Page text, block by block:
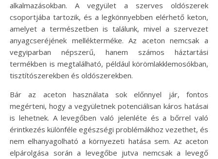
alkalmazásokban. A vegyület a szerves oldószerek
csoportjába tartozik, és a legkönnyebben elérhető keton,
amelyet a természetben is találunk, mivel a szervezet
anyagcseréjének mellékterméke. Az aceton nemcsak a
vegyiparban népszerű, hanem számos háztartási
termékben is megtalálható, például körömlakklemosókban,
tisztítószerekben és oldószerekben.
Bár az aceton használata sok előnnyel jár, fontos
megérteni, hogy a vegyületnek potenciálisan káros hatásai
is lehetnek. A levegőben való jelenléte és a bőrrel való
érintkezés különféle egészségi problémákhoz vezethet, és
nem elhanyagolható a környezeti hatása sem. Az aceton
elpárolgása során a levegőbe jutva nemcsak a levegő